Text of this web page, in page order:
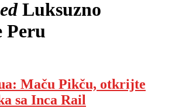
Luksuzno
Peru
Maču Pikču, otkrijte
sa Inca Rail